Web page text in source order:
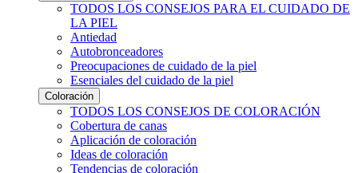
TODOS LOS CONSEJOS PARA EL CUIDADO DE
LA PIEL
Antiedad
Autobronceadores
Preocupaciones de cuidado de la piel
Esenciales del cuidado de la piel
Coloración
TODOS LOS CONSEJOS DE COLORACIÓN
Cobertura de canas
Aplicación de coloración
Ideas de coloración
Tendencias de coloración